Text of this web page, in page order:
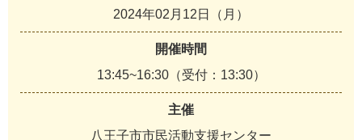
2024年02月12日（月）
開催時間
13:45~16:30（受付：13:30）
主催
八王子市市民活動支援センター